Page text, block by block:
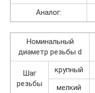
Аналог:
Номинальный
диаметр резьбы d
Шаг
резьбы
крупный
мелкий